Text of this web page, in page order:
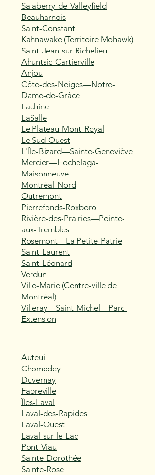
Salaberry-de-Valleyfield
Beauharnois
Saint-Constant
Kahnawake (Territoire Mohawk)
Saint-Jean-sur-Richelieu
Ahuntsic-Cartierville
Anjou
Côte-des-Neiges—Notre-
Dame-de-Grâce
Lachine
LaSalle
Le Plateau-Mont-Royal
Le Sud-Ouest
L'Île-Bizard—Sainte-Geneviève
Mercier—Hochelaga-
Maisonneuve
Montréal-Nord
Outremont
Pierrefonds-Roxboro
Rivière-des-Prairies—Pointe-
aux-Trembles
Rosemont—La Petite-Patrie
Saint-Laurent
Saint-Léonard
Verdun
Ville-Marie (Centre-ville de
Montréal)
Villeray—Saint-Michel—Parc-
Extension
Auteuil
Chomedey
Duvernay
Fabreville
Îles-Laval
Laval-des-Rapides
Laval-Ouest
Laval-sur-le-Lac
Pont-Viau
Sainte-Dorothée
Sainte-Rose